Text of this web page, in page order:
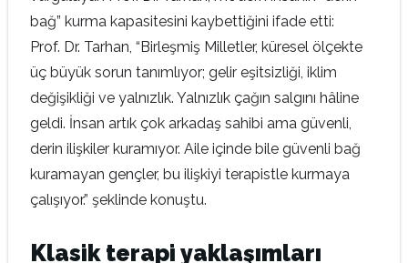
bağ” kurma kapasitesini kaybettiğini ifade etti:
Prof. Dr. Tarhan, “Birleşmiş Milletler, küresel ölçekte
üç büyük sorun tanımlıyor; gelir eşitsizliği, iklim
değişikliği ve yalnızlık. Yalnızlık çağın salgını hâline
geldi. İnsan artık çok arkadaş sahibi ama güvenli,
derin ilişkiler kuramıyor. Aile içinde bile güvenli bağ
kuramayan gençler, bu ilişkiyi terapistle kurmaya
çalışıyor.” şeklinde konuştu.
Klasik terapi yaklaşımları